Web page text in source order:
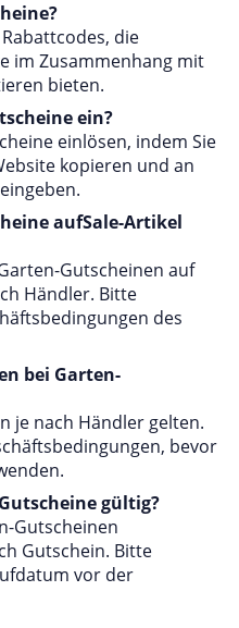
die
im Zusammenhang mit
bieten.
ein?
einlösen, indem Sie
kopieren und an
aufSale-Artikel
Gutscheinen auf
Händler. Bitte
des
bei Garten-
je nach Händler gelten.
bevor
gültig?
Gutscheinen
Gutschein. Bitte
vor der